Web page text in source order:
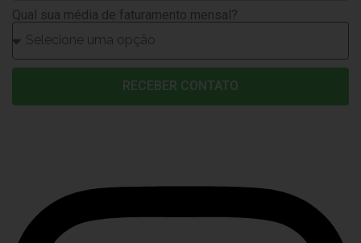
Qual sua média de faturamento mensal?
RECEBER CONTATO